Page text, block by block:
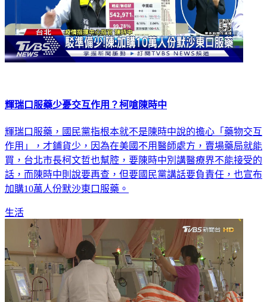
輝瑞口服藥少憂交互作用？柯嗆陳時中
輝瑞口服藥，國民黨指根本就不是陳時中說的擔心「藥物交互
作用」，才鋪貨少，因為在美國不用醫師處方，賣場藥局就能
買，台北市長柯文哲也幫腔，要陳時中別講醫療界不能接受的
話，而陳時中則說要再查，但要國民黨講話要負責任，也宣布
加購10萬人份默沙東口服藥。
生活